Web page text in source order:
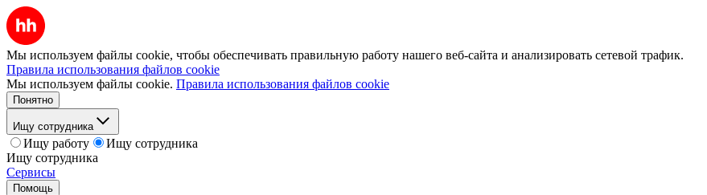
Мы используем файлы cookie, чтобы обеспечивать правильную работу нашего веб-сайта и анализировать сетевой трафик.
Правила использования файлов cookie
Мы используем файлы cookie. Правила использования файлов cookie
Понятно
Ищу сотрудника
Ищу работу
Ищу сотрудника
Ищу сотрудника
Сервисы
Помощь